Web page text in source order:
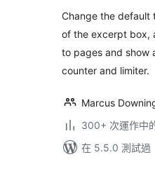
Change the default
of the excerpt box,
to pages and show
counter and limiter.
Marcus
300+ 次運作中
在 5.5.0 測試過